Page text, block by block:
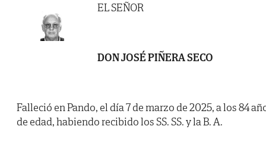
EL SEÑOR
DON JOSÉ PIÑERA SECO
Falleció en Pando, el día 7 de marzo de 2025, a los 84
de edad, habiendo recibido los SS. SS. y la B. A.